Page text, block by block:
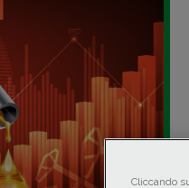
Cliccando